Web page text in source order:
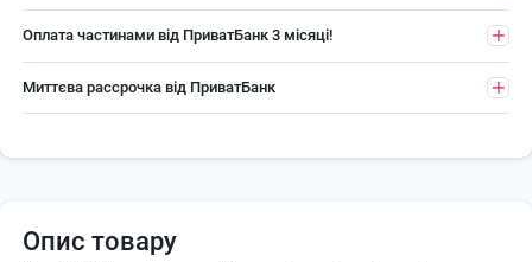
Оплата частинами від ПриватБанк 3 місяці!
Миттєва рассрочка від ПриватБанк
Опис товару